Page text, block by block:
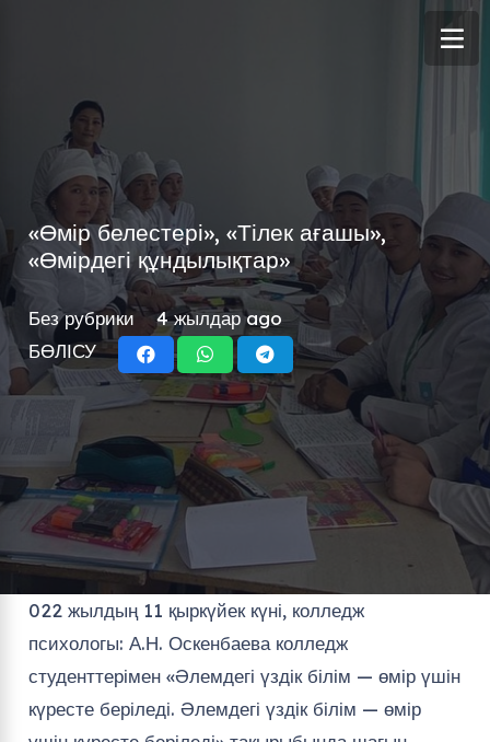
«Өмір белестері», «Тілек ағашы»,
«Өмірдегі құндылықтар»
Без рубрики
4 жылдар ago
БӨЛІСУ
022 жылдың 11 қыркүйек күні, колледж
психологы: А.Н. Оскенбаева колледж
студенттерімен «Әлемдегі үздік білім — өмір үшін
күресте беріледі. Әлемдегі үздік білім — өмір